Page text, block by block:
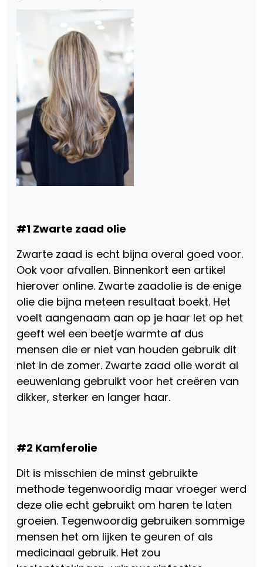
#1 Zwarte zaad olie
Zwarte zaad is echt bijna overal goed voor.
Ook voor afvallen. Binnenkort een artikel
hierover online. Zwarte zaadolie is de enige
olie die bijna meteen resultaat boekt. Het
voelt aangenaam aan op je haar let op het
geeft wel een beetje warmte af dus
mensen die er niet van houden gebruik dit
niet in de zomer. Zwarte zaad olie wordt al
eeuwenlang gebruikt voor het creëren van
dikker, sterker en langer haar.
#2 Kamferolie
Dit is misschien de minst gebruikte
methode tegenwoordig maar vroeger werd
deze olie echt gebruikt om haren te laten
groeien. Tegenwoordig gebruiken sommige
mensen het om lijken te geuren of als
medicinaal gebruik. Het zou